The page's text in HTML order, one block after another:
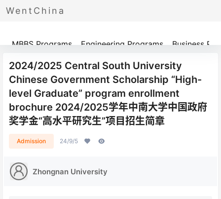
WentChina
Programs
MBBS Programs Engineering Programs Business
2024/2025 Central South University
Chinese Government Scholarship “High-
level Graduate” program enrollment
brochure 2024/2025学年中南大学中国政府
奖学金“高水平研究生”项目招生简章
Admission 24/9/5
Zhongnan University